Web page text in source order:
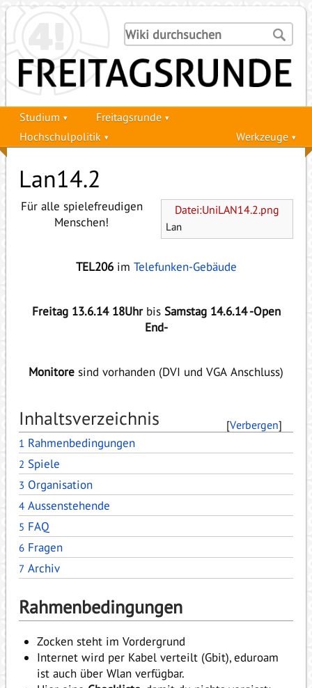
Studium
Freitagsrunde
Hochschulpolitik
Werkzeuge
Lan14.2
Datei:UniLAN14.2.png
Lan
Für alle spielefreudigen
Menschen!
TEL206im Telefunken-Gebäude
Freitag 13.6.14 18Uhrbis Samstag 14.6.14 -Open
End-
Monitore sind vorhanden (DVI und VGA Anschluss)
Inhaltsverzeichnis [Verbergen]
1 Rahmenbedingungen
2 Spiele
3 Organisation
4 Aussenstehende
5 FAQ
6 Fragen
7 Archiv
Rahmenbedingungen
Zocken steht im Vordergrund
Internet wird per Kabel verteilt (Gbit), eduroam
ist auch über Wlan verfügbar.